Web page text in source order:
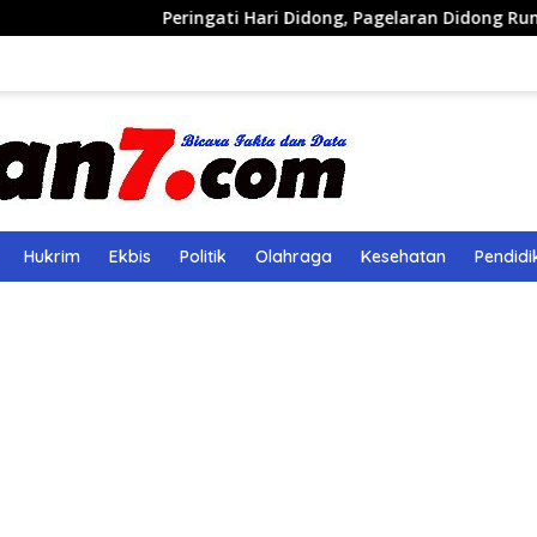
Peringati Hari Didong, Pagelaran Didong Runcang
Hukrim Ekbis Politik Olahraga Kesehatan